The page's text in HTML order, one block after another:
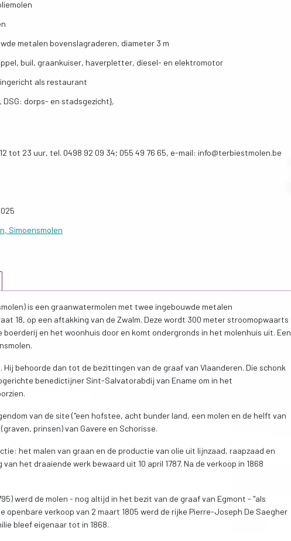
metalen bovenslagraderen, diameter 3 m
buil, graankuiser, haverpletter, diesel- en elektromotor
als restaurant
DSG: dorps- en stadsgezicht},
tot 23 uur, tel. 0498 92 09 34; 055 49 76 65, e-mail: info@terbiestmolen.be
Simoensmolen
is een graanwatermolen met twee ingebouwde metalen
18, op een aftakking van de Zwalm. Deze wordt 300 meter stroomopwaarts
boerderij en het woonhuis door en komt ondergronds in het molenhuis uit. Een
Hij behoorde dan tot de bezittingen van de graaf van Vlaanderen. Die schonk
benedictijner Sint-Salvatorabdij van Ename om in het
van de site ("een hofstee, acht bunder land, een molen en de helft van
prinsen) van Gavere en Schorisse.
het malen van graan en de productie van olie uit lijnzaad, raapzaad en
het draaiende werk bewaard uit 10 april 1787. Na de verkoop in 1868
werd de molen - nog altijd in het bezit van de graaf van Egmont - "als
openbare verkoop van 2 maart 1805 werd de rijke Pierre-Joseph De Saegher
bleef eigenaar tot in 1868.